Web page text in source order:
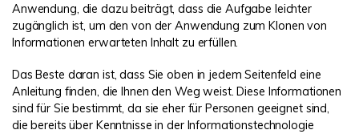
Anwendung, die dazu beiträgt, dass die Aufgabe leichter
zugänglich ist, um den von der Anwendung zum Klonen von
Informationen erwarteten Inhalt zu erfüllen.
Das Beste daran ist, dass Sie oben in jedem Seitenfeld eine
Anleitung finden, die Ihnen den Weg weist. Diese Informationen
sind für Sie bestimmt, da sie eher für Personen geeignet sind,
die bereits über Kenntnisse in der Informationstechnologie